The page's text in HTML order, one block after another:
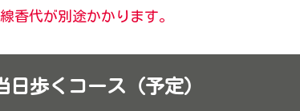
香代が別途かかります。
日歩くコース（予定）